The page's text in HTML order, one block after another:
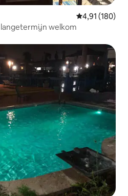
Gemiddelde
4,91 (180)
welkom